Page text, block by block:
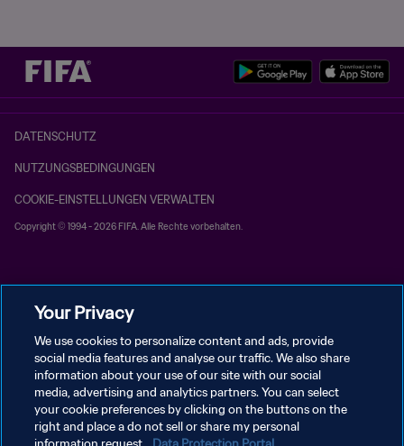
DATENSCHUTZ
NUTZUNGSBEDINGUNGEN
COOKIE-EINSTELLUNGEN VERWALTEN
Copyright © 1994 - 2026 FIFA. Alle Rechte vorbehalten.
Your Privacy
We use cookies to personalize content and ads, provide
social media features and analyse our traffic. We also share
information about your use of our site with our social
media, advertising and analytics partners. You can select
your cookie preferences by clicking on the buttons on the
right and place a do not sell or share my personal